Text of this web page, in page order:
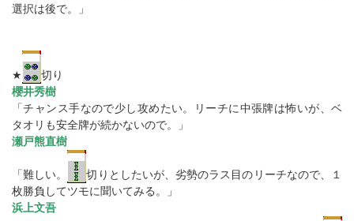
選択は後で。」
★
切り
櫻井秀樹
「チャンス手なので少し攻めたい。リーチに中張牌は怖いが、ベ
タオリも安全牌が続かないので。」
瀬戸熊直樹
「難しい。
切りとしたいが、劣勢のラス目のリーチなので、１
枚勝負してツモに聞いてみる。」
浜上文吾